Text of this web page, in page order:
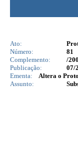
Ato:
Número:
81
Complemento:
/
Publicação:
07/
Ementa:
Altera o
Assunto: